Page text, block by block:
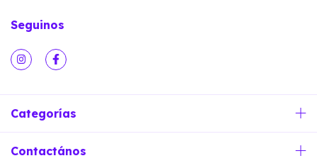
Seguinos
Categorías
Contactános